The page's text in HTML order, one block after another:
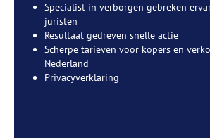
Specialist in verborgen gebreken
juristen
Resultaat gedreven snelle actie
Scherpe tarieven voor kopers en
Nederland
Privacyverklaring